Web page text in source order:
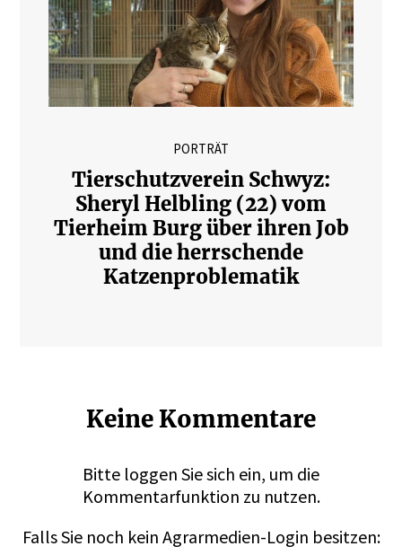
PORTRÄT
Tierschutzverein Schwyz:
Sheryl Helbling (22) vom
Tierheim Burg über ihren Job
und die herrschende
Katzenproblematik
Keine Kommentare
Bitte loggen Sie sich ein, um die
Kommentarfunktion zu nutzen.
Falls Sie noch kein Agrarmedien-Login besitzen: